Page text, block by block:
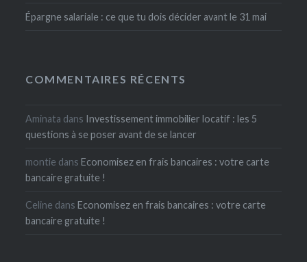
Épargne salariale : ce que tu dois décider avant le 31 mai
COMMENTAIRES RÉCENTS
Aminata dans Investissement immobilier locatif : les 5
questions à se poser avant de se lancer
montie dansEconomisez en frais bancaires : votre carte
bancaire gratuite !
Celine dansEconomisez en frais bancaires : votre carte
bancaire gratuite !